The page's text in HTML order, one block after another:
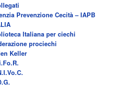
Prevenzione Cecità – IAPB
Italiana per ciechi
prociechi
Keller